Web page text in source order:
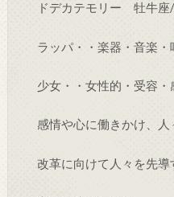
ドデカテモリー 牡牛座
ラッパ・・楽器・音楽・
少女・・女性的・受容・
感情や心に働きかけ、人
改革に向けて人々を先導